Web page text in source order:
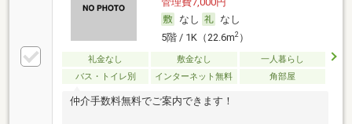
なし
なし
5階 / 1K（22.6m2）
礼金なし 敷金なし
一人暮らし
バス・トイレ別
インターネット無料 角部屋
仲介手数料無料でご案内できます！